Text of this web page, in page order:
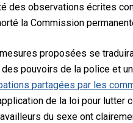
sur Échap pour fermer
des observations écrites
la Commission
proposées se
pouvoirs de la police et
partagées par les
de la loi pour
du sexe ont